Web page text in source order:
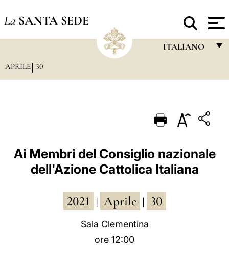
La SANTA SEDE
ITALIANO
PORTUGUÊS
ESPAÑOL
DEUTSCH
APRILE 30
Ai Membri del Consiglio nazionale
dell'Azione Cattolica Italiana
2021 Aprile 30
Sala Clementina
ore 12:00